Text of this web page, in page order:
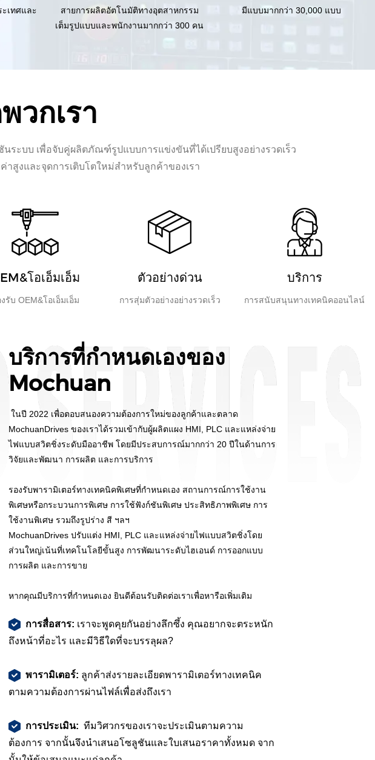
เทศและ
สายการผลิตอัตโนมัติทางอุตสาหกรรม
เต็มรูปแบบและพนักงานมากกว่า 300 คน
มีแบบมากกว่า 30,000 แบบ
วกเรา
ระบบ เพื่อจับคู่ผลิตภัณฑ์รูปแบบการแข่งขันที่ได้เปรียบสูงอย่างรวดเร็ว
งและจุดการเติบโตใหม่สำหรับลูกค้าของเรา
โอเอ็มเอ็ม
รับ OEM&โอเอ็มเอ็ม
ตัวอย่างด่วน
การสุ่มตัวอย่างอย่างรวดเร็ว
บริการ
การสนับสนุนทางเทคนิคออนไลน์
บริการที่กำหนดเองของ
Mochuan
ในปี 2022 เพื่อตอบสนองความต้องการใหม่ของลูกค้าและตลาด
MochuanDrives ของเราได้รวมเข้ากับผู้ผลิตแผง HMI, PLC และแหล่งจ่าย
ไฟแบบสวิตชิ่งระดับมืออาชีพ โดยมีประสบการณ์มากกว่า 20 ปีในด้านการ
วิจัยและพัฒนา การผลิต และการบริการ
รองรับพารามิเตอร์ทางเทคนิคพิเศษที่กำหนดเอง สถานการณ์การใช้งาน
พิเศษหรือกระบวนการพิเศษ การใช้ฟังก์ชันพิเศษ ประสิทธิภาพพิเศษ การ
ใช้งานพิเศษ รวมถึงรูปร่าง สี ฯลฯ
MochuanDrives ปรับแต่ง HMI, PLC และแหล่งจ่ายไฟแบบสวิตชิ่งโดย
ส่วนใหญ่เน้นที่เทคโนโลยีขั้นสูง การพัฒนาระดับไฮเอนด์ การออกแบบ
การผลิต และการขาย
หากคุณมีบริการที่กำหนดเอง ยินดีต้อนรับติดต่อเราเพื่อหารือเพิ่มเติม
การสื่อสาร: เราจะพูดคุยกันอย่างลึกซึ้ง คุณอยากจะตระหนัก
ถึงหน้าที่อะไร และมีวิธีใดที่จะบรรลุผล?
พารามิเตอร์: ลูกค้าส่งรายละเอียดพารามิเตอร์ทางเทคนิค
ตามความต้องการผ่านไฟล์เพื่อส่งถึงเรา
การประเมิน: ทีมวิศวกรของเราจะประเมินตามความ
ต้องการ จากนั้นจึงนำเสนอโซลูชันและใบเสนอราคาทั้งหมด จาก